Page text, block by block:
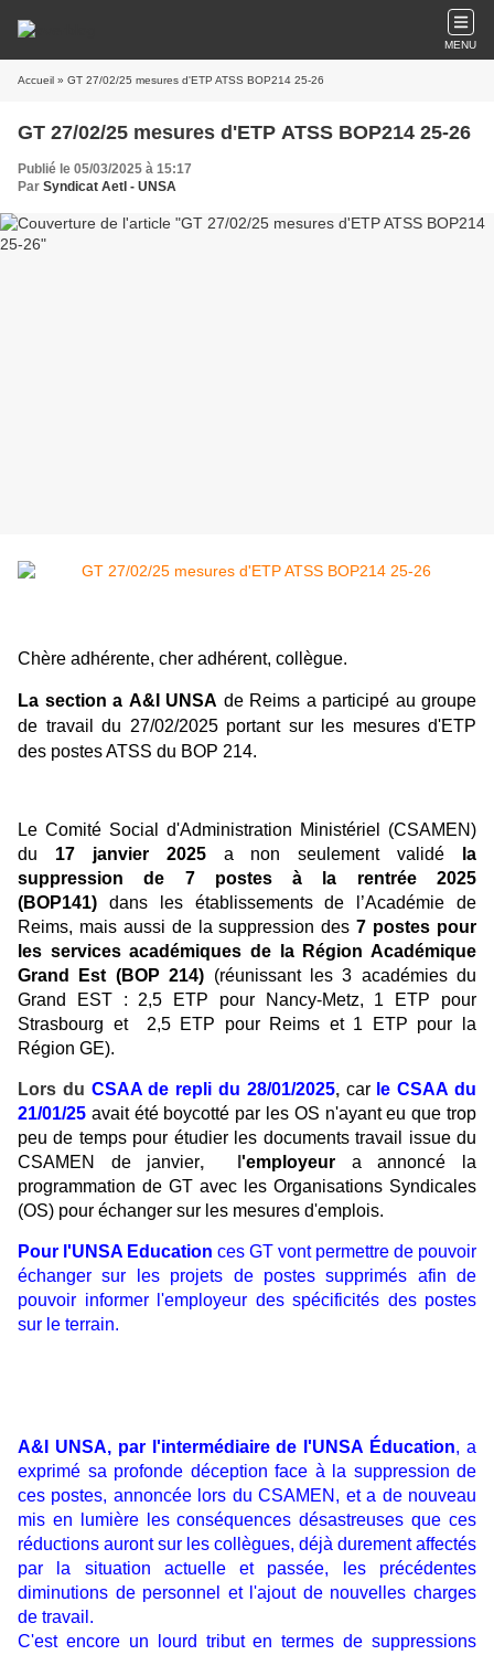
MENU
Accueil » GT 27/02/25 mesures d'ETP ATSS BOP214 25-26
GT 27/02/25 mesures d'ETP ATSS BOP214 25-26
Publié le 05/03/2025 à 15:17
Par Syndicat AetI - UNSA
Chère adhérente, cher adhérent, collègue.
La section a A&I UNSA de Reims a participé au groupe
de travail du 27/02/2025 portant sur les mesures d'ETP
des postes ATSS du BOP 214.
Le Comité Social d'Administration Ministériel (CSAMEN)
du 17 janvier 2025a non seulement validé
la
suppression de 7 postes à la rentrée 2025
(BOP141) dans les établissements de l’Académie de
Reims, mais aussi de la suppression des7 postes pour
les services académiques de la Région Académique
Grand Est (BOP 214) (réunissant les 3 académies du
Grand EST : 2,5 ETP pour Nancy-Metz, 1 ETP pour
Strasbourg et 2,5 ETP pour Reims et 1 ETP pour la
Région GE).
Lors du CSAA de repli du 28/01/2025, car le CSAA du
21/01/25 avait été boycotté par les OS n'ayant eu que trop
peu de temps pour étudier les documents travail issue du
CSAMEN de janvier, l 'employeur a annoncé la
programmation de GT avec les Organisations Syndicales
(OS) pour échanger sur les mesures d'emplois.
Pour l'UNSA Education ces GT vont permettre de pouvoir
échanger sur les projets de postes supprimés afin de
pouvoir informer l'employeur des spécificités des postes
sur le terrain.
A&I UNSA, par l'intermédiaire de l'UNSA Éducation, a
exprimé sa profonde déception face à la suppression de
ces postes, annoncée lors du CSAMEN, et a de nouveau
mis en lumière les conséquences désastreuses que ces
réductions auront sur les collègues, déjà durement affectés
par la situation actuelle et passée, les précédentes
diminutions de personnel et l'ajout de nouvelles charges
de travail.
C'est encore un lourd tribut en termes de suppressions